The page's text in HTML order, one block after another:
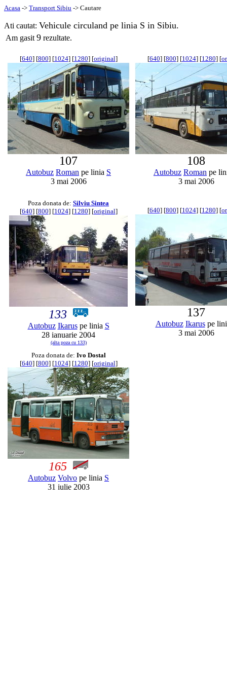
Acasa -> Transport Sibiu -> Cautare
Ati cautat: Vehicule circuland pe linia S in Sibiu.
Am gasit 9 rezultate.
[640] [800] [1024] [1280] [original]
107
Autobuz Roman pe linia S
3 mai 2006
[640] [800] [1024] [1280] [
108
Autobuz Roman pe
3 mai 2006
Poza donata de: Silviu Sintea
[640] [800] [1024] [1280] [original]
133
Autobuz Ikaruspe linia S
28 ianuarie 2004
(alta poza cu 133)
[640] [800] [1024] [1280] [
137
Autobuz Ikaruspe
3 mai 2006
Poza donata de: Ivo Dostal
[640] [800] [1024] [1280] [original]
165
Autobuz Volvo pe linia S
31 iulie 2003